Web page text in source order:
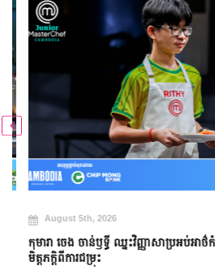
August 5th, 2026
កុមារា ចេង ចាន់ឫទ្ធី ឈ្នះវិញ្ញាសាប្រអប់អាថ៌
មិត្តភក្តិពីការជម្រុះ